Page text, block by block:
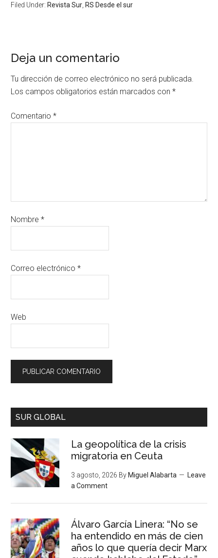
Filed Under: Revista Sur RS Desde el sur
Deja un comentario
Tu dirección de correo electrónico no será publicada.
Los campos obligatorios están marcados con*
Comentario*
Nombre*
Correo electrónico*
Web
SUR GLOBAL
La geopolítica de la crisis
migratoria en Ceuta
3 agosto, 2026 By Miguel Alabarta
Leave
a Comment
Álvaro García Linera: “No se
ha entendido en más de cien
años lo que quería decir Marx